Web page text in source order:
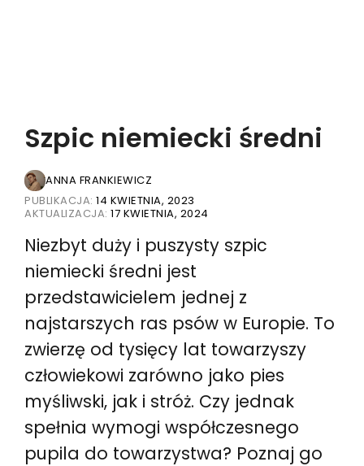
Szpic niemiecki średni
ANNA FRANKIEWICZ
PUBLIKACJA: 14 KWIETNIA, 2023
AKTUALIZACJA: 17 KWIETNIA, 2024
Niezbyt duży i puszysty szpic
niemiecki średni jest
przedstawicielem jednej z
najstarszych ras psów w Europie. To
zwierzę od tysięcy lat towarzyszy
człowiekowi zarówno jako pies
myśliwski, jak i stróż. Czy jednak
spełnia wymogi współczesnego
pupila do towarzystwa? Poznaj go